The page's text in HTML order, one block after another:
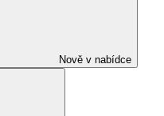
Nově v nabídce